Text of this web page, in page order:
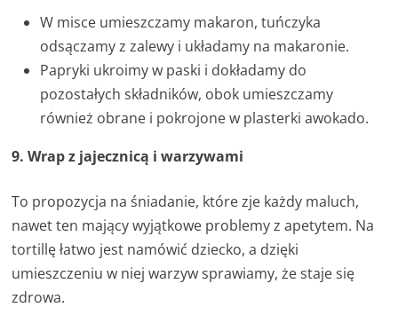
W misce umieszczamy makaron, tuńczyka
odsączamy z zalewy i układamy na makaronie.
Papryki ukroimy w paski i dokładamy do
pozostałych składników, obok umieszczamy
również obrane i pokrojone w plasterki awokado.
9. Wrap z jajecznicą i warzywami
To propozycja na śniadanie, które zje każdy maluch,
nawet ten mający wyjątkowe problemy z apetytem. Na
tortillę łatwo jest namówić dziecko, a dzięki
umieszczeniu w niej warzyw sprawiamy, że staje się
zdrowa.